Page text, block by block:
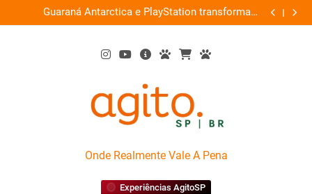
to
Guaraná Antarctica e PlayStation transformam
shopping em arena gamer gratuita
Busch
AgitoSP
Onde Realmente Vale A Pena
Experiências AgitoSP